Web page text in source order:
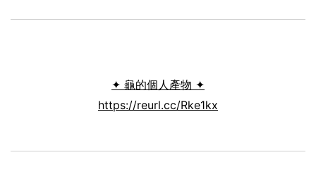
✦ 龜的個人產物 ✦
https://reurl.cc/Rke1kx